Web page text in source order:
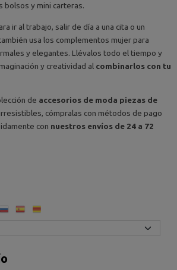
bolsos y mini carteras.
ir al trabajo, salir de día a una cita o un
usa los complementos mujer para
y elegantes. Llévalos todo el tiempo y
y creatividad al combinarlos con tu
de accesorios de moda piezas de
cómpralas con métodos de pago
con nuestros envíos de 24 a 72